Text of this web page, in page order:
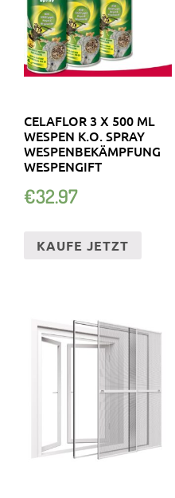
CELAFLOR 3 X 500 ML
WESPEN K.O. SPRAY
WESPENBEKÄMPFUNG
WESPENGIFT
€32.97
KAUFE JETZT